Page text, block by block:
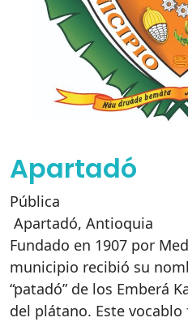
Apartadó
Pública
Apartadó, Antioquia
Fundado en 1907 por
municipio recibió su
“patadó” de los Emberá
del plátano. Este